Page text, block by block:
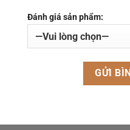
Đánh giá sản phẩm: